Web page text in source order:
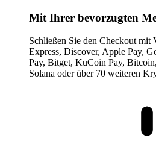
Mit Ihrer bevorzugten
Schließen Sie den Checkout mit
Express, Discover, Apple Pay,
Pay, Bitget, KuCoin Pay,
Solana oder über 70 weiteren